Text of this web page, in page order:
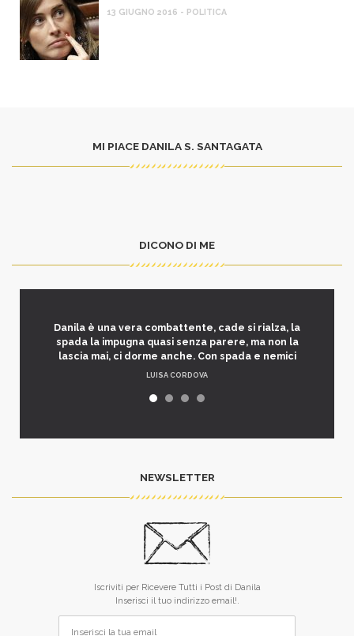
13 GIUGNO 2016 - POLITICA
MI PIACE DANILA S. SANTAGATA
DICONO DI ME
Danila è una vera combattente, cade si rialza, la
spada la impugna quasi senza parere, ma non la
lascia mai, ci dorme anche. Con spada e nemici
LUISA CORDOVA
NEWSLETTER
Iscriviti per Ricevere Tutti i Post di Danila
Inserisci il tuo indirizzo email!.